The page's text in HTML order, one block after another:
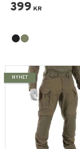
399 KR
NYHET